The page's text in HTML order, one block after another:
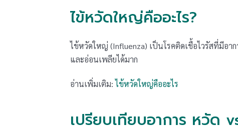
ไข้หวัดใหญ่คืออะไร?
ไข้หวัดใหญ่ (Influenza) เป็นโรคติดเชื้อไวรัสที่มีอา
และอ่อนเพลียได้มาก
อ่านเพิ่มเติม:ไข้หวัดใหญ่คืออะไร
เปรียบเทียบอาการ หวัด